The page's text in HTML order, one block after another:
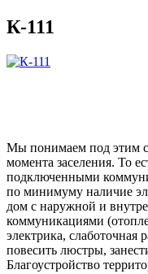
К-111
Мы понимаем под этим
момента заселения. То
подключенными
по минимуму наличие
дом с наружной и
коммуникациями
электрика, слаботочная
повесить люстры,
Благоустройство